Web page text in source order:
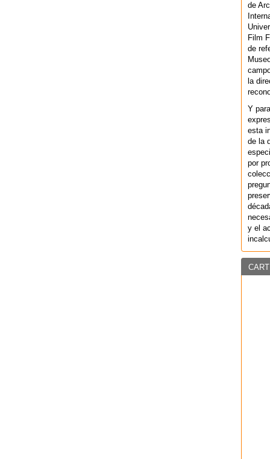
de
Film
de
la
Y
esta
de la
por
y el